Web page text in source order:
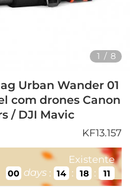
1 / 8
Urban Wander 01
com drones Canon
/ DJI Mavic
KF13.157
Existente
00 days : 14 : 18 : 11